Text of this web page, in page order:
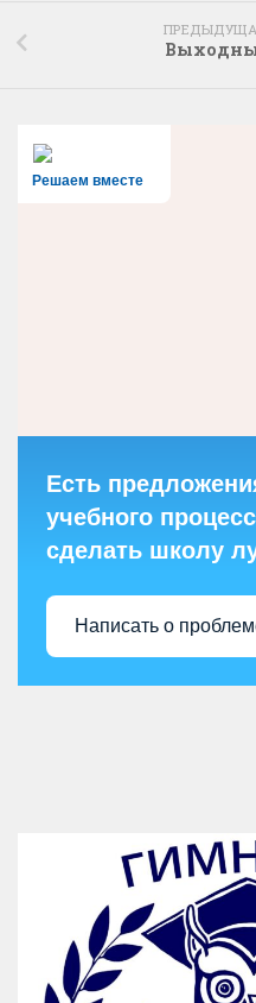
Решаем вместе
Есть
учебного
сделать школу
Написать о